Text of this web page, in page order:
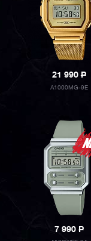
21 990P
A1000MG-9E
7 990P